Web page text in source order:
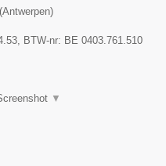
(Antwerpen)
, BTW-nr: BE 0403.761.510
▼